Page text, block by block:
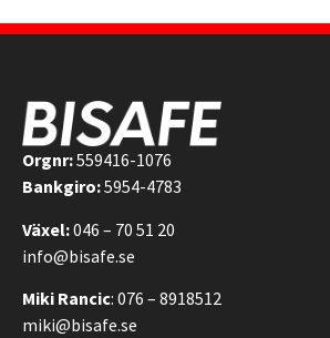
Orgnr:559416-1076
Bankgiro:5954-4783
Växel:046 – 70 51 20
info@bisafe.se
Miki Rancic: 076 – 8918512
miki@bisafe.se